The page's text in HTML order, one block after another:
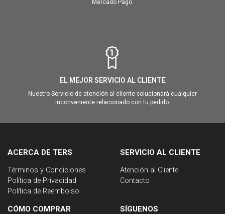
Mercado Pago.
EL MEJOR SERVICIO AL CLIENTE
Nuestro Servicio de atención al cliente solucionará cualquier
inconveniente relacionado con tu pedido.
ACERCA DE TERS
Términos y Condiciones
Política de Privacidad
Política de Reembolso
SERVICIO AL CLIENTE
Atención al Cliente
Contacto
CÓMO COMPRAR SÍGUENOS